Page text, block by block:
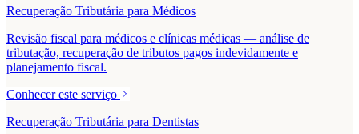
Recuperação Tributária para Médicos
Revisão fiscal para médicos e clínicas médicas — análise de
tributação, recuperação de tributos pagos indevidamente e
planejamento fiscal.
Conhecer este serviço
Recuperação Tributária para Dentistas